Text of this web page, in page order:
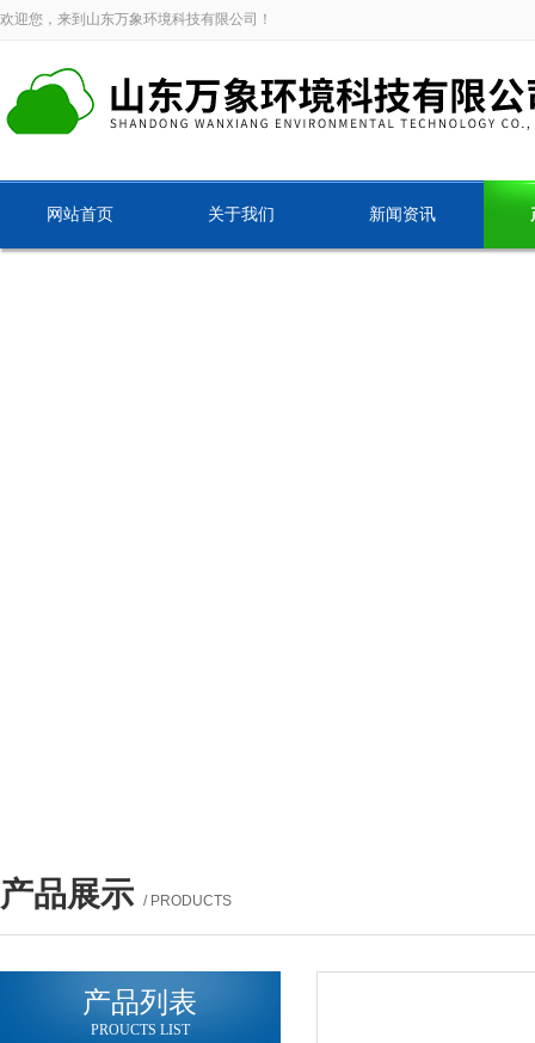
欢迎您，来到山东万象环境科技有限公司！
网站首页 关于我们 新闻资讯
产品展示 / PRODUCTS
产品列表
PROUCTS LIST